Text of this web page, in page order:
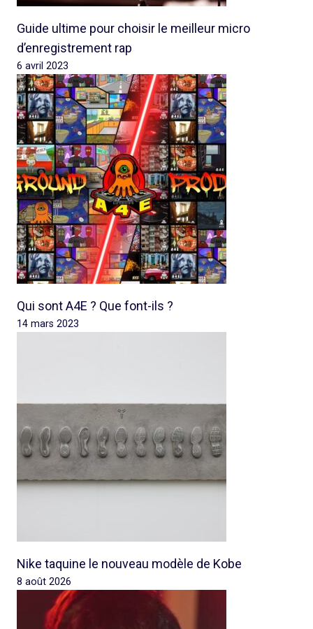
Guide ultime pour choisir le meilleur micro
d’enregistrement rap
6 avril 2023
Qui sont A4E ? Que font-ils ?
14 mars 2023
Nike taquine le nouveau modèle de Kobe
8 août 2026